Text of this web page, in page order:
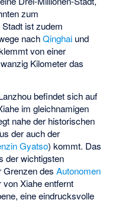
zum
ist zudem
nachQinghai und
von einer
Kilometer das
befindet sich auf
im gleichnamigen
nahe der historischen
der auch der
Gyatso) kommt. Das
der wichtigsten
Grenzen desAutonomen
Xiahe entfernt
eine eindrucksvolle